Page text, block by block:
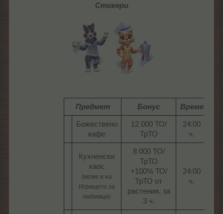
Стикери
Предмет Бонус Време
Божествено
кафе​
12 000 ТО/
ТрТО​
24:00
ч.​
Кухненски
хаос
(може и на
Игрището за
любимци)
8 000 ТО/
ТрТО
+100% ТО/
ТрТО от
растения, за
3 ч.​
24:00
ч.​